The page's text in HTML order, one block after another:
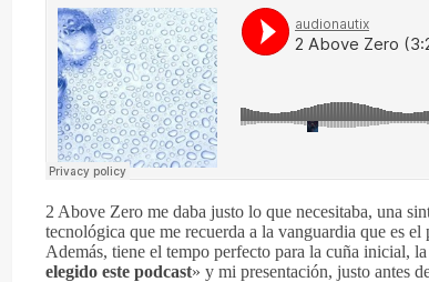
2 Above Zero me daba justo lo que necesitaba, una
tecnológica que me recuerda a la vanguardia que es
Además, tiene el tempo perfecto para la cuña inicial,
elegido este podcast» y mi presentación, justo antes